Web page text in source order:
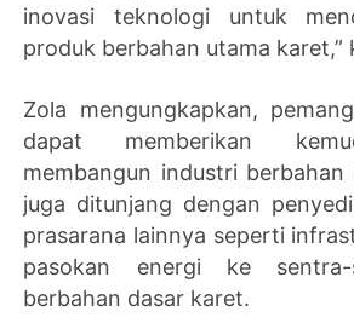
inovasi teknologi untuk
produk berbahan utama karet,”
Zola mengungkapkan,
dapat memberikan
membangun industri
juga ditunjang dengan
prasarana lainnya seperti
pasokan energi ke sentra-
berbahan dasar karet.